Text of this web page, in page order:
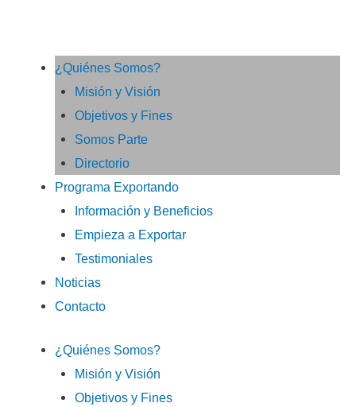
¿Quiénes Somos?
Misión y Visión
Objetivos y Fines
Somos Parte
Directorio
Programa Exportando
Información y Beneficios
Empieza a Exportar
Testimoniales
Noticias
Contacto
¿Quiénes Somos?
Misión y Visión
Objetivos y Fines